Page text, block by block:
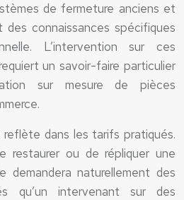
de fermeture anciens et
des connaissances spécifiques
L’intervention sur ces
un savoir-faire particulier
sur mesure de pièces
dans les tarifs pratiqués.
restaurer ou de répliquer une
demandera naturellement des
qu’un intervenant sur des